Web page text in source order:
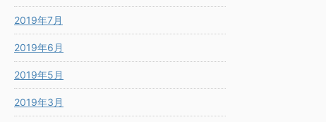
2019年7月
2019年6月
2019年5月
2019年3月